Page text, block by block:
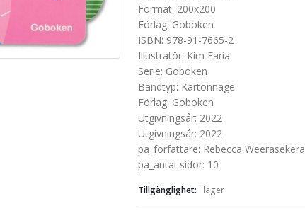
Format: 200x200
Förlag: Goboken
ISBN: 978-91-7665-2
Illustratör: Kim Faria
Serie: Goboken
Bandtyp: Kartonnage
Förlag: Goboken
Utgivningsår: 2022
Utgivningsår: 2022
pa_forfattare: Rebecca Weerasekera
pa_antal-sidor: 10
Tillgänglighet: I lager